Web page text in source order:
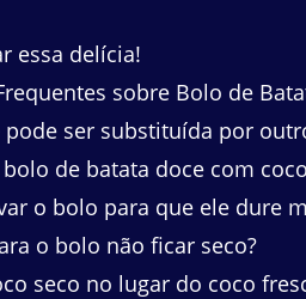
essa delícia!
sobre Bolo de
pode ser substituída por
de batata doce com
o bolo para que ele dure
o bolo não ficar seco?
seco no lugar do coco